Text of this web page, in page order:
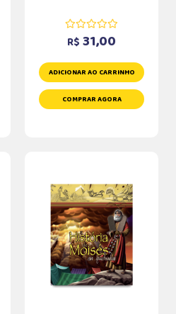
R$ 31,00
ADICIONAR AO CARRINHO
COMPRAR AGORA